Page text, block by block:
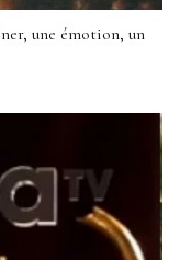
une émotion, un